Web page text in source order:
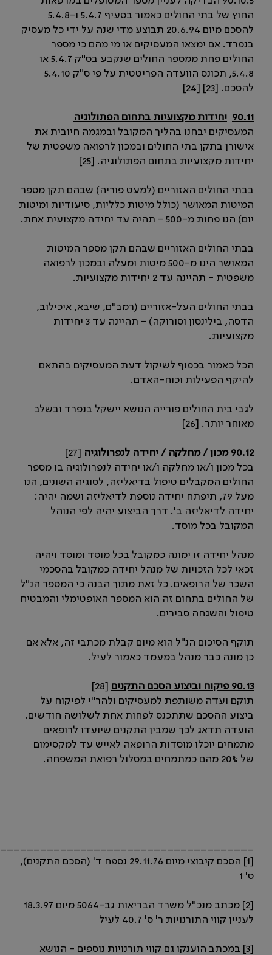
החוץ של בתי החולים כאמור בסעיף 5.4.7 ו-5.4.8
להסכם מיום 20.6.94 תבוצע מדי שנה על ידי כל מעסיק
בנפרד. אם ימצאו המעסיקים או מי מהם כי מספר
החולים פחת ממספר החולים שנקבע בס"ק 5.4.7 או
5.4.8, תכונס הוועדה הפריטטית על פי ס"ק 5.4.10
להסכם. [23] [24]
90.11 יחידות מקצועיות בתחום הפתולוגיה
המעסיקים יבחנו בהליך המקובל ובמגמה חיובית את
אישורן בתקן בתי החולים ובמכון לרפואה משפטית של
יחידות מקצועיות בתחום הפתולוגיה. [25]
בבתי החולים האזוריים (למעט פוריה) שבהם תקן מספר
המיטות המאושר (כולל מיטות כלליות, סיעודיות ומיטות
יום) הנו פחות מ-500 - תהיה עד יחידה מקצועית אחת.
בבתי החולים האזוריים שבהם תקן מספר המיטות
המאושר הינו מ-500 מיטות ומעלה ובמכון לרפואה
משפטית - תהיינה עד 2 יחידות מקצועיות.
בבתי החולים העל-אזוריים (רמב"ם, שיבא, איכילוב,
הדסה, בילינסון וסורוקה) - תהיינה עד 3 יחידות
מקצועיות.
הכל כאמור בכפוף לשיקול דעת המעסיקים בהתאם
להיקף הפעילות וכוח-האדם.
לגבי בית החולים פורייה הנושא יישקל בנפרד ובשלב
מאוחר יותר. [26]
90.12 מכון / מחלקה / יחידה לנפרולוגיה [27]
בכל מכון ו/או מחלקה ו/או יחידה לנפרולוגיה בו מספר
החולים המקבלים טיפול בדיאליזה, לסוגיה השונים, הנו
מעל 79, תיפתח יחידה נוספת לדיאליזה ושמה יהיה:
יחידה לדיאליזה ב'. דרך הביצוע יהיה לפי הנוהל
המקובל בכל מוסד.
מנהל יחידה זו ימונה כמקובל בכל מוסד ומוסד ויהיה
זכאי לכל הזכויות של מנהל יחידה כמקובל בהסכמי
השכר של הרופאים. כל זאת מתוך הבנה כי המספר הנ"ל
של החולים בתחום זה הוא המספר האופטימלי והמבטיח
טיפול והשגחה סבירים.
תוקף הסיכום הנ"ל הוא מיום קבלת מכתבי זה, אלא אם
כן מונה כבר מנהל במעמד כאמור לעיל.
90.13 פיקוח וביצוע הסכם התקנים
[28]
תוקם ועדה משותפת למעסיקים ולהר"י לפיקוח על
ביצוע ההסכם שתתכנס לפחות אחת לשלושה חודשים.
הועדה תדאג לכך שמבין התקנים שיועדו לרופאים
מתמחים יוכלו מוסדות הרופאה לאייש עד למקסימום
של 20% מהם כמתמחים במסלול רפואת המשפחה.
[1] הסכם קיבוצי מיום 29.11.76 נספח ד' (הסכם התקנים),
ס' 1
[2] מכתב מנכ"ל משרד הבריאות גב-5064 מיום 18.3.97
לעניין קווי התורנויות ר' ס' 40.7 לעיל
[3] במכתב הוענקו גם קווי תורנויות נוספים - הנושא